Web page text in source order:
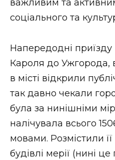
важливим та
соціального та
Напередодні
Кароля до Ужгорода,
в місті відкрили
так давно чекали
була за нинішніми
налічувала всього
мовами. Розмістили
будівлі мерії (нині